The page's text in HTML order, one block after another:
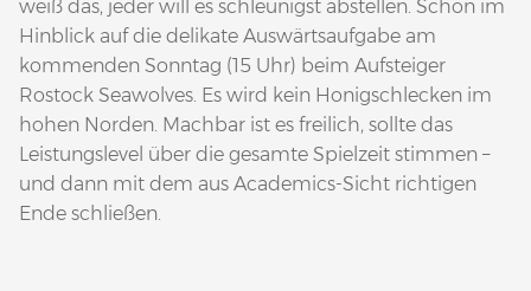
weiß das, jeder will es schleunigst abstellen. Schon im
Hinblick auf die delikate Auswärtsaufgabe am
kommenden Sonntag (15 Uhr) beim Aufsteiger
Rostock Seawolves. Es wird kein Honigschlecken im
hohen Norden. Machbar ist es freilich, sollte das
Leistungslevel über die gesamte Spielzeit stimmen –
und dann mit dem aus Academics-Sicht richtigen
Ende schließen.